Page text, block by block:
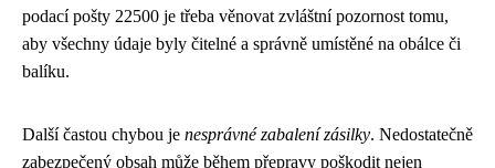
podací pošty 22500 je třeba věnovat zvláštní pozornost tomu,
aby všechny údaje byly čitelné a správně umístěné na obálce či
balíku.
Další častou chybou je nesprávné zabalení zásilky. Nedostatečně
zabezpečený obsah může během přepravy poškodit nejen